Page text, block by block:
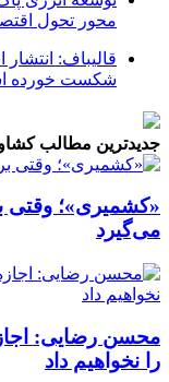
محور تحول
قالیباف:
شکست خورده
جدیدترین مطالب
«کشمیری»؛ وقتی
می‌گیرد
محسن رضایی:
را نخواهیم داد